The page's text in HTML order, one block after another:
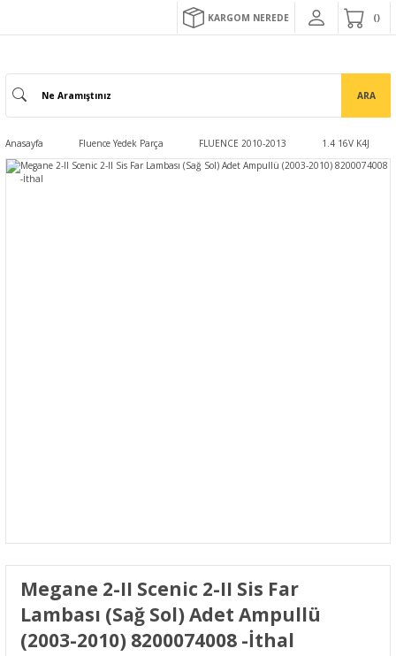
KARGOM NEREDE
ARA
Anasayfa Fluence Yedek Parça FLUENCE 2010-2013 1.4 16V K4J
Megane 2-II Scenic 2-II Sis Far
Lambası (Sağ Sol) Adet Ampullü
(2003-2010) 8200074008 -İthal